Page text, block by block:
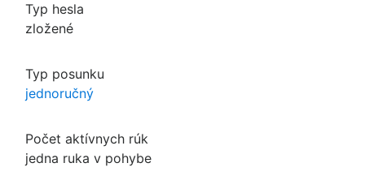
Typ hesla
zložené
Typ posunku
jednoručný
Počet aktívnych rúk
jedna ruka v pohybe